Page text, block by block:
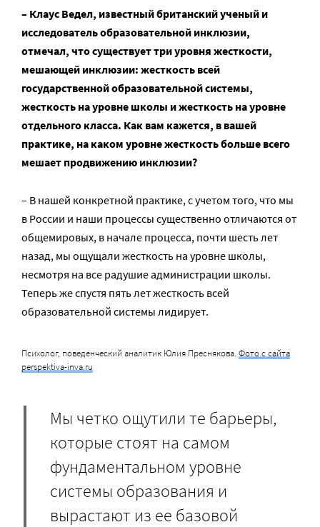
– Клаус Ведел, известный британский ученый и
исследователь образовательной инклюзии,
отмечал, что существует три уровня жесткости,
мешающей инклюзии: жесткость всей
государственной образовательной системы,
жесткость на уровне школы и жесткость на уровне
отдельного класса. Как вам кажется, в вашей
практике, на каком уровне жесткость больше всего
мешает продвижению инклюзии?
– В нашей конкретной практике, с учетом того, что мы
в России и наши процессы существенно отличаются от
общемировых, в начале процесса, почти шесть лет
назад, мы ощущали жесткость на уровне школы,
несмотря на все радушие администрации школы.
Теперь же спустя пять лет жесткость всей
образовательной системы лидирует.
Психолог, поведенческий аналитик Юлия Преснякова. Фото с сайта
perspektiva-inva.ru
Мы четко ощутили те барьеры,
которые стоят на самом
фундаментальном уровне
системы образования и
вырастают из ее базовой